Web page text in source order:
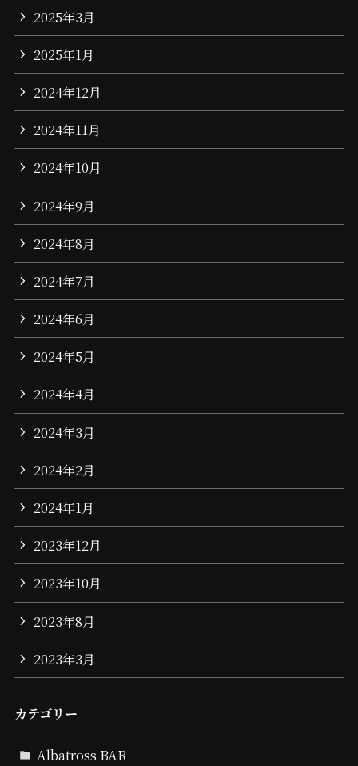
2025年3月
2025年1月
2024年12月
2024年11月
2024年10月
2024年9月
2024年8月
2024年7月
2024年6月
2024年5月
2024年4月
2024年3月
2024年2月
2024年1月
2023年12月
2023年10月
2023年8月
2023年3月
カテゴリー
Albatross BAR